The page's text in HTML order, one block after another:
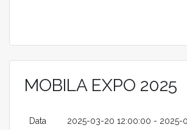
MOBILA EXPO 2025
Data 2025-03-20 12:00:00 - 2025-